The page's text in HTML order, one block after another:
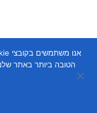
Theme
הטובה ביותר באתר